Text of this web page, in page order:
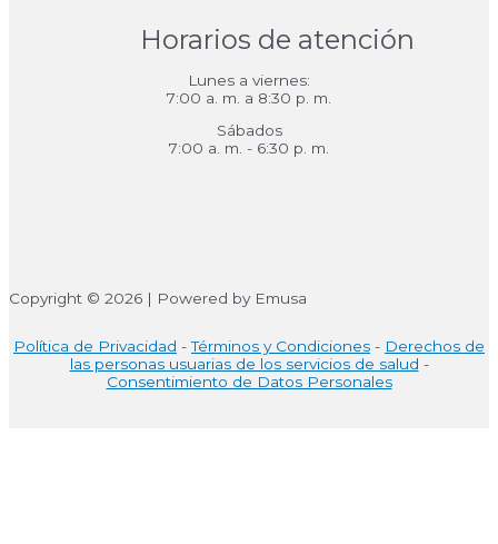
Horarios de atención
Lunes a viernes:
7:00 a. m. a 8:30 p. m.
Sábados
7:00 a. m. - 6:30 p. m.
Copyright © 2026 | Powered by Emusa
Política de Privacidad -Términos y Condiciones - Derechos de
las personas usuarias de los servicios de salud -
Consentimiento de Datos Personales